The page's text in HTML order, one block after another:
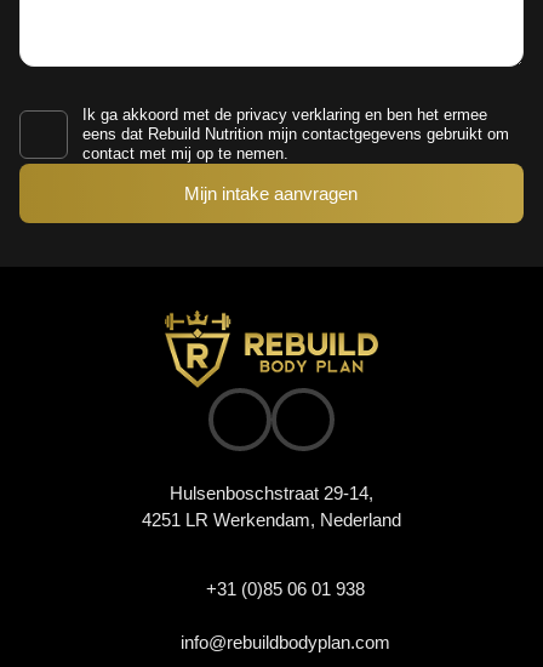
Ik ga akkoord met de privacy verklaring en ben het ermee
eens dat Rebuild Nutrition mijn contactgegevens gebruikt om
contact met mij op te nemen.
Hulsenboschstraat 29-14,
4251 LR Werkendam, Nederland
+31 (0)85 06 01 938
info@rebuildbodyplan.com